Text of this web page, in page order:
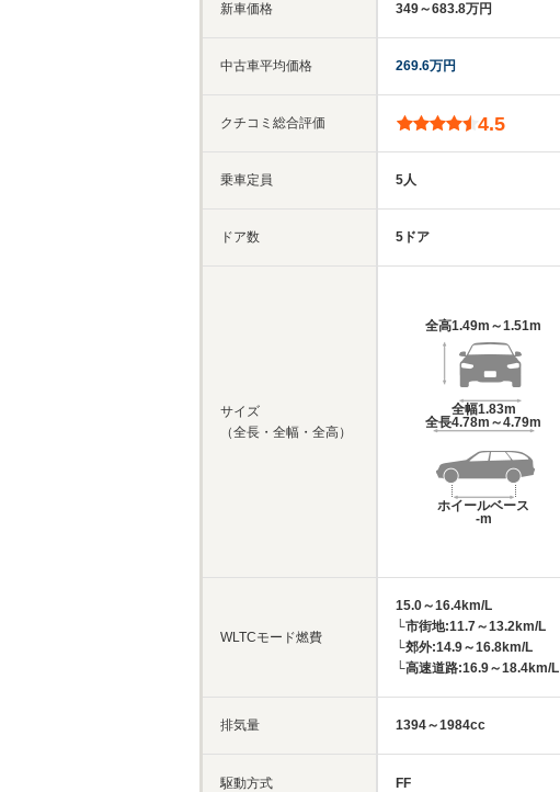
新車価格
中古車平均価格
クチコミ総合評価
乗車定員
ドア数
サイズ
（全長・全幅・全高）
WLTCモード燃費
排気量
駆動方式
349～683.8万円
269.6万円
4.5
5人
5ドア
全高1.49m～1.51m
全幅1.83m
全長4.78m～4.79m
ホイールベース
-m
15.0～16.4km/L
└市街地:11.7～13.2km/L
└郊外:14.9～16.8km/L
└高速道路:16.9～18.4km/L
1394～1984cc
FF